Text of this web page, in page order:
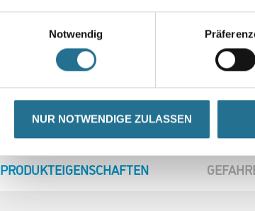
Notwendig
NUR NOTWENDIGE ZULASSEN
CURRENT
PRODUKTEIGENSCHAFTEN